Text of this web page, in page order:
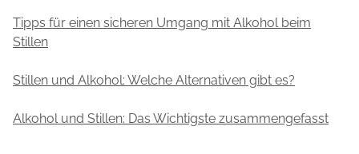
Tipps für einen sicheren Umgang mit Alkohol beim
Stillen
Stillen und Alkohol: Welche Alternativen gibt es?
Alkohol und Stillen: Das Wichtigste zusammengefasst